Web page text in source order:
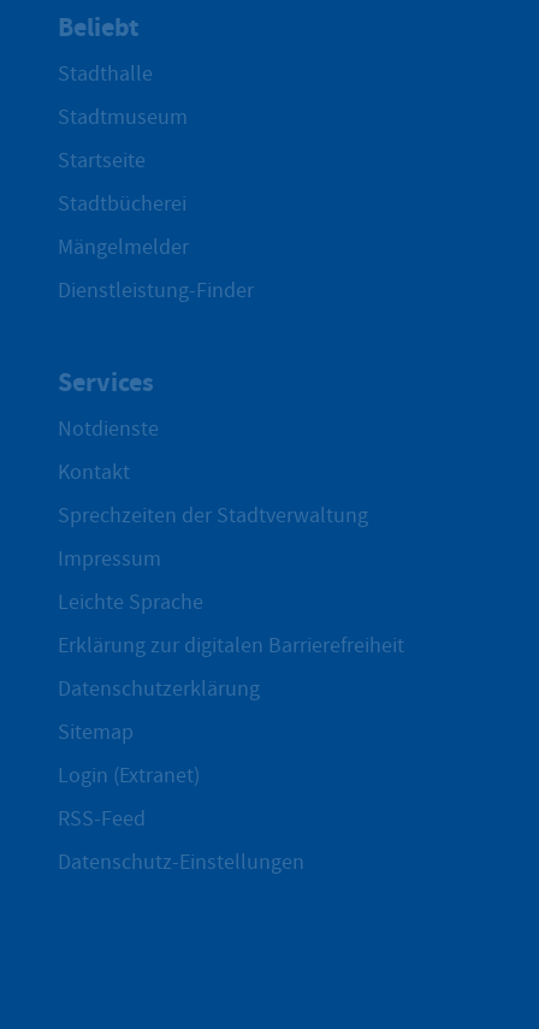
Beliebt
Stadthalle
Stadtmuseum
Startseite
Stadtbücherei
Mängelmelder
Dienstleistung-Finder
Services
Notdienste
Kontakt
Sprechzeiten der Stadtverwaltung
Impressum
Leichte Sprache
Erklärung zur digitalen Barrierefreiheit
Datenschutzerklärung
Sitemap
Login (Extranet)
RSS-Feed
Datenschutz-Einstellungen